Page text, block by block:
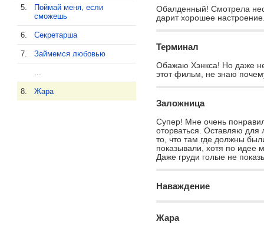
5.
Поймай меня, если
сможешь
6. Секретарша
7. Займемся любовью
...
8. Жара
Обалденный! Смотрела
дарит хорошее
Терминал
Обажаю Хэнкса! Но даже
этот фильм, не знаю
Заложница
Супер! Мне очень
оторваться. Оставляю для
то, что там где должны
показывали, хотя по идее
Даже груди голые не
Наваждение
Жара